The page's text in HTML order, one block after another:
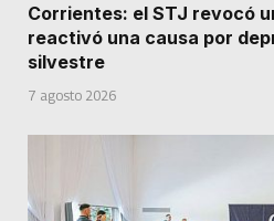
Corrientes: el STJ revocó
reactivó una causa por
silvestre
7 agosto 2026